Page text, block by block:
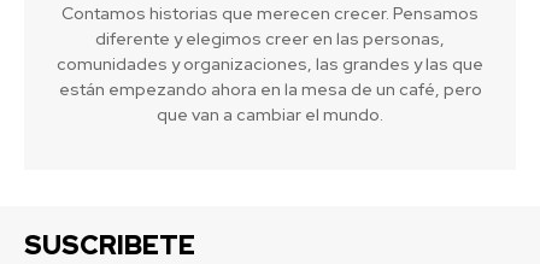
Contamos historias que merecen crecer. Pensamos
diferente y elegimos creer en las personas,
comunidades y organizaciones, las grandes y las que
están empezando ahora en la mesa de un café, pero
que van a cambiar el mundo.
SUSCRIBETE